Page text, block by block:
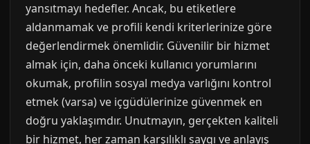
yansıtmayı hedefler. Ancak, bu etiketlere
aldanmamak ve profili kendi kriterlerinize göre
değerlendirmek önemlidir. Güvenilir bir hizmet
almak için, daha önceki kullanıcı yorumlarını
okumak, profilin sosyal medya varlığını kontrol
etmek (varsa) ve içgüdülerinize güvenmek en
doğru yaklaşımdır. Unutmayın, gerçekten kaliteli
bir hizmet, her zaman karşılıklı saygı ve anlayış